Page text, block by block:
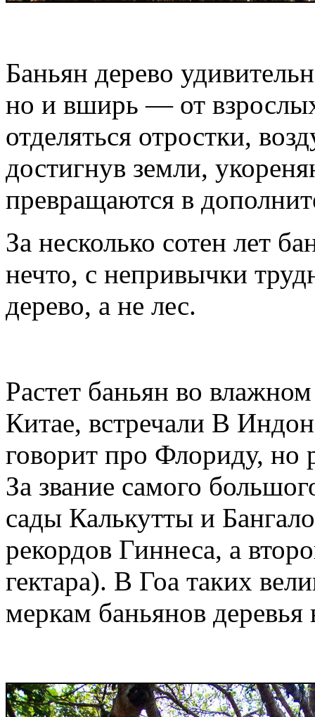
Баньян дерево
но и вширь — от
отделяться отростки,
достигнув земли,
превращаются в
За несколько сотен лет
нечто, с непривычки
дерево, а не лес.
Растет баньян во
Китае, встречали В
говорит про Флориду, но
За звание самого
сады Калькутты и
рекордов Гиннеса, а
гектара). В Гоа таких
меркам баньянов деревья